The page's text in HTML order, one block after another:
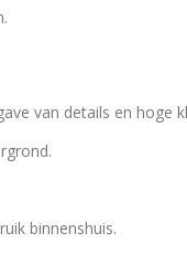
van details en hoge
binnenshuis.